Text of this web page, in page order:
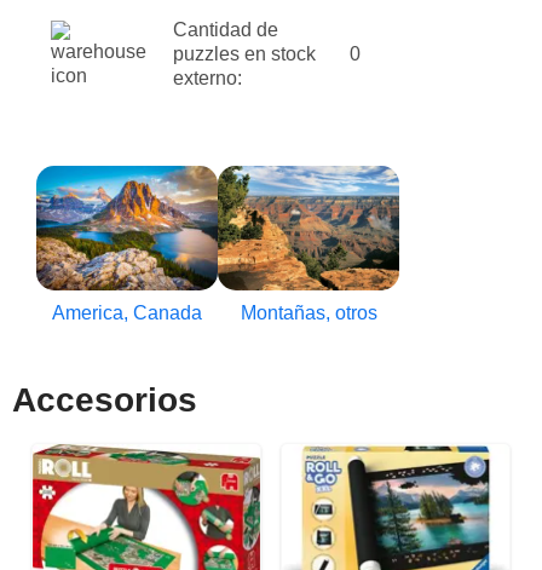
Cantidad de
puzzles en stock
externo:
0
America, Canada Montañas, otros
Accesorios